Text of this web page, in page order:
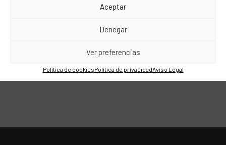
Aceptar
Denegar
Ver preferencias
Política de cookiesPolítica de privacidadAviso Legal
+1M€
DE VALOR